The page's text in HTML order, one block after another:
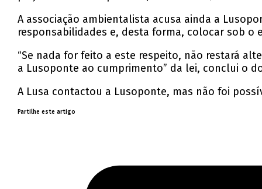
A associação ambientalista acusa ainda a
responsabilidades e, desta forma, colocar sob o
“Se nada for feito a este respeito, não restará
a Lusoponte ao cumprimento” da lei, conclui o
A Lusa contactou a Lusoponte, mas não foi
Partilhe este artigo